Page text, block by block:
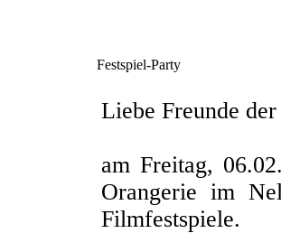
Festspiel-Party
Liebe Freunde
am Freitag,
Orangerie im
Filmfestspiele.